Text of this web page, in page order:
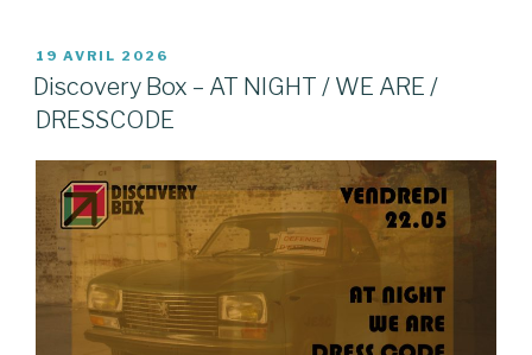
PUBLIÉ
LE
19 AVRIL 2026
Discovery Box – AT NIGHT / WE ARE /
DRESSCODE